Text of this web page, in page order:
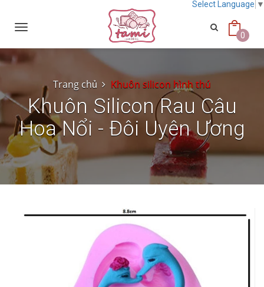
Select Language ▼
0
Toggle
Trang chủ Khuôn silicon hình thú
Khuôn Silicon Rau Câu
Hoa Nổi - Đôi Uyên Ương